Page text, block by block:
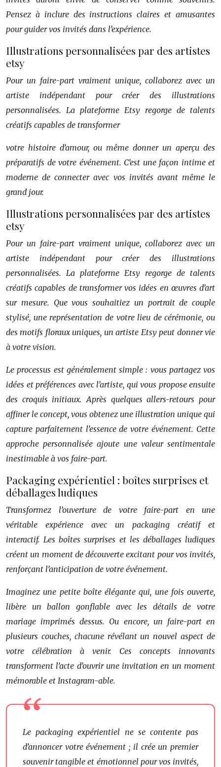
Pensez à inclure des instructions claires et amusantes
pour guider vos invités dans l’expérience.
Illustrations personnalisées par des artistes
etsy
Pour un faire-part vraiment unique, collaborez avec un
artiste indépendant pour créer des illustrations
personnalisées. La plateforme Etsy regorge de talents
créatifs capables de transformer
votre histoire d’amour, ou même donner un aperçu des
préparatifs de votre événement. C’est une façon intime et
moderne de connecter avec vos invités avant même le
grand jour.
Illustrations personnalisées par des artistes
etsy
Pour un faire-part vraiment unique, collaborez avec un
artiste indépendant pour créer des illustrations
personnalisées. La plateforme Etsy regorge de talents
créatifs capables de transformer vos idées en œuvres d’art
sur mesure. Que vous souhaitiez un portrait de couple
stylisé, une représentation de votre lieu de cérémonie, ou
des motifs floraux uniques, un artiste Etsy peut donner vie
à votre vision.
Le processus est généralement simple : vous partagez vos
idées et préférences avec l’artiste, qui vous propose ensuite
des croquis initiaux. Après quelques allers-retours pour
affiner le concept, vous obtenez une illustration unique qui
capture parfaitement l’essence de votre événement. Cette
approche personnalisée ajoute une valeur sentimentale
inestimable à vos faire-part.
Packaging expérientiel : boîtes surprises et
déballages ludiques
Transformez l’ouverture de votre faire-part en une
véritable expérience avec un packaging créatif et
interactif. Les boîtes surprises et les déballages ludiques
créent un moment de découverte excitant pour vos invités,
renforçant l’anticipation de votre événement.
Imaginez une petite boîte élégante qui, une fois ouverte,
libère un ballon gonflable avec les détails de votre
mariage imprimés dessus. Ou encore, un faire-part en
plusieurs couches, chacune révélant un nouvel aspect de
votre célébration à venir. Ces concepts innovants
transforment l’acte d’ouvrir une invitation en un moment
mémorable et Instagram-able.
Le packaging expérientiel ne se contente pas
d’annoncer votre événement ; il crée un premier
souvenir tangible et émotionnel pour vos invités,